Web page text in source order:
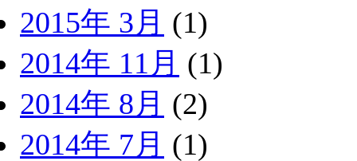
2015年 3月 (1)
2014年 11月 (1)
2014年 8月 (2)
2014年 7月 (1)